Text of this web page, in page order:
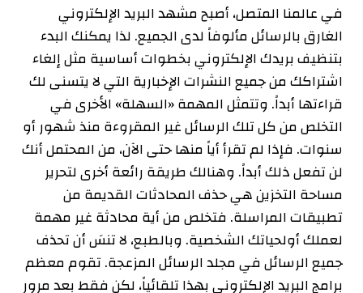
في عالمنا المتصل، أصبح مشهد البريد الإلكتروني
الغارق بالرسائل مألوفاً لدى الجميع. لذا يمكنك البدء
بتنظيف بريدك الإلكتروني بخطوات أساسية مثل إلغاء
اشتراكك من جميع النشرات الإخبارية التي لا يتسنى لك
قراءتها أبداً. وتتمثل المهمة «السهلة» الأخرى في
التخلص من كل تلك الرسائل غير المقروءة منذ شهور أو
سنوات. فإذا لم تقرأ أياً منها حتى الآن، من المحتمل أنك
لن تفعل ذلك أبداً. وهنالك طريقة رائعة أخرى لتحرير
مساحة التخزين هي حذف المحادثات القديمة من
تطبيقات المراسلة. فتخلص من أية محادثة غير مهمة
لعملك أولحياتك الشخصية. وبالطبع، لا تنسَ أن تحذف
جميع الرسائل في مجلد الرسائل المزعجة. تقوم معظم
برامج البريد الإلكتروني بهذا تلقائياً، لكن فقط بعد مرور